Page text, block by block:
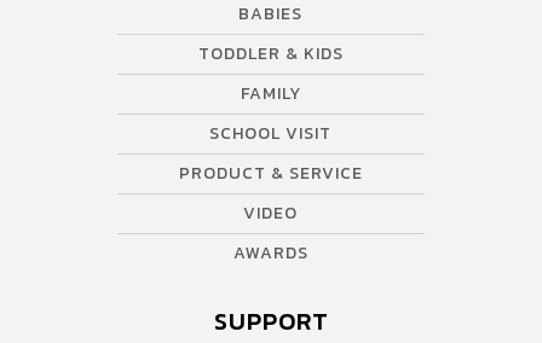
BABIES
TODDLER & KIDS
FAMILY
SCHOOL VISIT
PRODUCT & SERVICE
VIDEO
AWARDS
SUPPORT